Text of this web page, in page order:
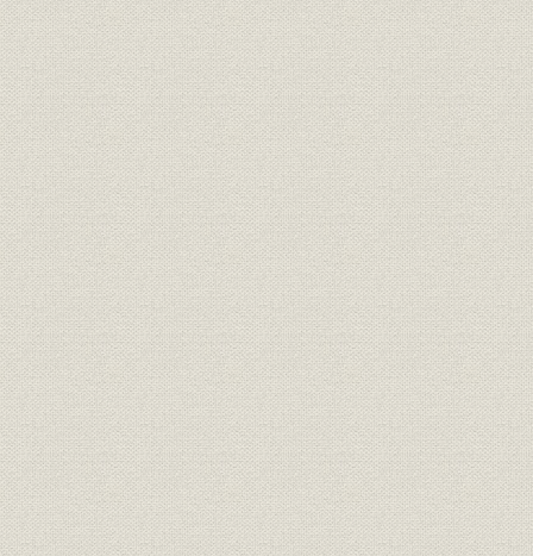
第4項 中京デトロイト化構想―乗用車「アツタ号」の開発
第2節 自動車試作
第1項 自動車製作部門の設置
第2項 試作工場、製鋼所の建設
第3項 A型エンジンとA1型乗用車の試作
第4項 G1型トラック
G1型トラックの試作・発表
「豊田綱領」の制定
第5項 販売組織の確立
トヨタ販売店の発足
トヨタ・マークの制定と販売網の整備
トヨタ金融株式会社の設立